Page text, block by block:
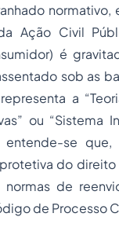
Ação Civil
é
sob as
a
ou “Sistema
entende-se
do
normas de
de Processo